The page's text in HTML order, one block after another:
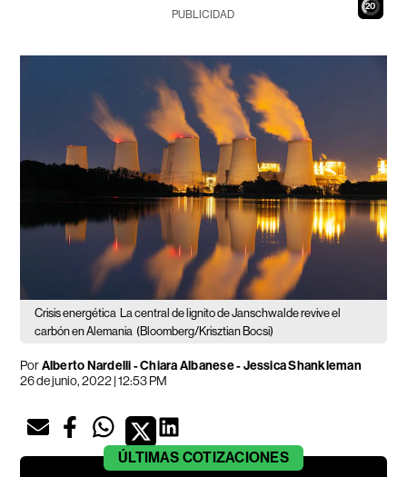
19
PUBLICIDAD
Crisis energética
La central de lignito de Janschwalde revive el
carbón en Alemania (Bloomberg/Krisztian Bocsi)
PorAlberto Nardelli - Chiara Albanese - Jessica Shankleman
26 de junio, 2022 | 12:53 PM
ÚLTIMAS COTIZACIONES